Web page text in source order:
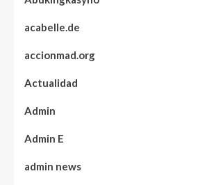
acabelle.de
accionmad.org
Actualidad
Admin
Admin E
admin news